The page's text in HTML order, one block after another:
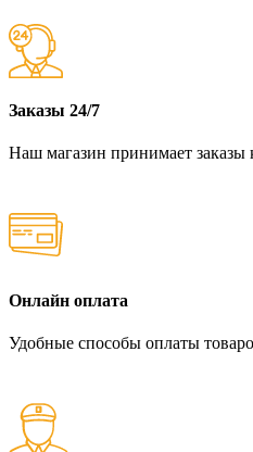
Заказы 24/7
Наш магазин принимает заказы
Онлайн оплата
Удобные способы оплаты